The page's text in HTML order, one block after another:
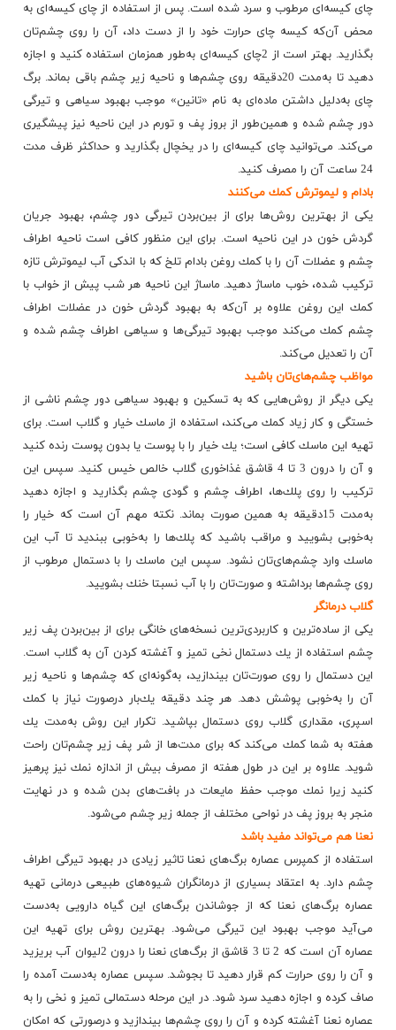
چای كیسه‌ای مرطوب و سرد شده است. پس از استفاده از چای كیسه‌ای به
محض آن‌كه كیسه چای حرارت خود را از دست داد، آن را روی چشم‌تان
بگذارید. بهتر است از 2چای كیسه‌ای به‌طور همزمان استفاده كنید و اجازه
دهید تا به‌مدت 20دقیقه روی چشم‌ها و ناحیه زیر چشم باقی بماند. برگ
چای به‌دلیل داشتن ماده‌ای به نام «تانین» موجب بهبود سیاهی و تیرگی
دور چشم شده و همین‌طور از بروز پف و تورم در این ناحیه نیز پیشگیری
می‌كند. می‌توانید چای كیسه‌ای را در یخچال بگذارید و حداكثر ظرف مدت
24 ساعت آن را مصرف كنید.
بادام و لیموترش كمك می‌كنند
یكی از بهترین روش‌ها برای از بین‌بردن تیرگی دور چشم، بهبود جریان
گردش خون در این ناحیه است. برای این منظور كافی است ناحیه اطراف
چشم و عضلات آن را با كمك روغن بادام تلخ كه با اندكی آب لیموترش تازه
تركیب شده، خوب ماساژ دهید. ماساژ این ناحیه هر شب پیش از خواب با
كمك این روغن علاوه بر آن‌كه به بهبود گردش خون در عضلات اطراف
چشم كمك می‌كند موجب بهبود تیرگی‌ها و سیاهی اطراف چشم شده و
آن را تعدیل می‌كند.
مواظب چشم‌های‌تان باشید
یكی دیگر از روش‌هایی كه به تسكین و بهبود سیاهی دور چشم ناشی از
خستگی و كار زیاد كمك می‌كند، استفاده از ماسك خیار و گلاب است. برای
تهیه این ماسك كافی است؛ یك خیار را با پوست یا بدون پوست رنده كنید
و آن را درون 3 تا 4 قاشق غذاخوری گلاب خالص خیس كنید. سپس این
تركیب را روی پلك‌ها، اطراف چشم و گودی چشم بگذارید و اجازه دهید
به‌مدت 15دقیقه به همین صورت بماند. نكته مهم آن است كه خیار را
به‌خوبی بشویید و مراقب باشید كه پلك‌ها را به‌خوبی ببندید تا آب این
ماسك وارد چشم‌های‌تان نشود. سپس این ماسك را با دستمال مرطوب از
روی چشم‌ها برداشته و صورت‌تان را با آب نسبتا خنك بشویید.
گلاب درمانگر
یكی از ساده‌ترین و كاربردی‌ترین نسخه‌های خانگی برای از بین‌بردن پف زیر
چشم استفاده از یك دستمال نخی تمیز و آغشته كردن آن به گلاب است.
این دستمال را روی صورت‌تان بیندازید، به‌گونه‌ای كه چشم‌ها و ناحیه زیر
آن را به‌خوبی پوشش دهد. هر چند دقیقه یك‌بار درصورت نیاز با كمك
اسپری، مقداری گلاب روی دستمال بپاشید. تكرار این روش به‌مدت یك
هفته به شما كمك می‌كند كه برای مدت‌ها از شر پف زیر چشم‌تان راحت
شوید. علاوه بر این در طول هفته از مصرف بیش از اندازه نمك نیز پرهیز
كنید زیرا نمك موجب حفظ مایعات در بافت‌های بدن شده و در نهایت
منجر به بروز پف در نواحی مختلف از جمله زیر چشم می‌شود.
نعنا هم می‌تواند مفید باشد
استفاده از كمپرس عصاره برگ‌های نعنا تاثیر زیادی در بهبود تیرگی اطراف
چشم دارد. به اعتقاد بسیاری از درمانگران شیوه‌های طبیعی درمانی تهیه
عصاره برگ‌های نعنا كه از جوشاندن برگ‌های این گیاه دارویی به‌دست
می‌آید موجب بهبود این تیرگی می‌شود. بهترین روش برای تهیه این
عصاره آن است كه 2 تا 3 قاشق از برگ‌های نعنا را درون 2‌لیوان آب بریزید
و آن را روی حرارت كم قرار دهید تا بجوشد. سپس عصاره به‌دست آمده را
صاف كرده و اجازه دهید سرد شود. در این مرحله دستمالی تمیز و نخی را به
عصاره نعنا آغشته كرده و آن را روی چشم‌ها بیندازید و درصورتی كه امكان